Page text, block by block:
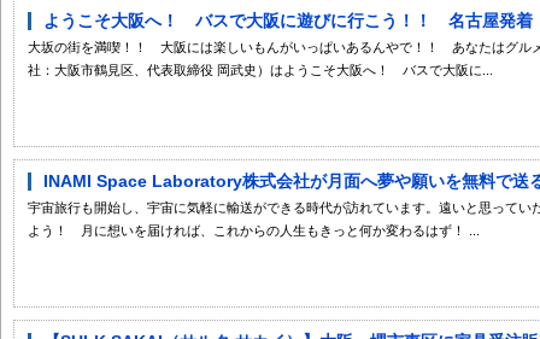
ようこそ大阪へ！ バスで大阪に遊びに行こう！！ 名古屋発着
大坂の街を満喫！！ 大阪には楽しいもんがいっぱいあるんやで！！ あなたはグ
社：大阪市鶴見区、代表取締役 岡武史）はようこそ大阪へ！ バスで大阪に...
INAMI Space Laboratory株式会社が月面へ夢や願いを無料で
宇宙旅行も開始し、宇宙に気軽に輸送ができる時代が訪れています。遠いと思って
よう！ 月に想いを届ければ、これからの人生もきっと何か変わるはず！ ...